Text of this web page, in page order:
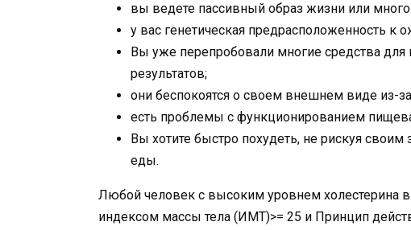
вы ведете пассивный образ жизни или
у вас генетическая предрасположенность к
Вы уже перепробовали многие средства
результатов;
они беспокоятся о своем внешнем виде из-
есть проблемы с функционированием
Вы хотите быстро похудеть, не рискуя
еды.
Любой человек с высоким уровнем холестерина
индексом массы тела (ИМТ)>= 25 и Принцип